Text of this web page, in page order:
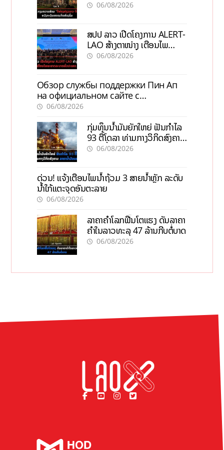
ກະຕຸ້ນເສດຖະກິດທ້ອງຖິ່ນ
06/08/2026
ສປປ ລາວ ເປີດໂຄງການ ALERT-
LAO ສ້າງຕາໜ່າງ ເຕືອນໄພ
ພະຍາດລະບາດທົ່ວປະເທດ
06/08/2026
Обзор службы поддержки Пин Ап
на официальном сайте с
актуальной информацией
06/08/2026
ກຸ່ມທຶນນ້ຳມັນຍັກໃຫຍ່ ຟັນກຳໄລ
93 ຕື້ໂດລາ ທ່າມກາງວິກິດສົງຄາມ
ລາຄານໍ້າມັນແພງ
06/08/2026
ດ່ວນ! ແຈ້ງເຕືອນໄພນໍ້າຖ້ວມ 3 ສາຍນໍ້າຫຼັກ ລະດັບ
ນໍ້າໃກ້ແຕະຈຸດອັນຕະລາຍ
06/08/2026
ລາຄາຄຳໂລກຟື້ນໂຕແຮງ ດັນລາຄາ
ຄຳໃນລາວທະລຸ 47 ລ້ານກີບຕໍ່ບາດ
06/08/2026